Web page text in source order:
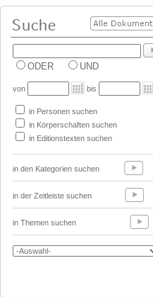
ODER UND
von bis
in Personen suchen
in Körperschaften suchen
in Editionstexten suchen
in den Kategorien suchen
in der Zeitleiste suchen
in Themen suchen